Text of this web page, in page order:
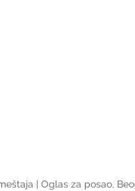
| Oglas za posao,